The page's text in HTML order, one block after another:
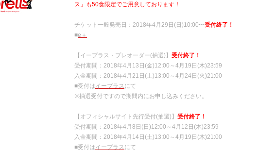
ス」も50食限定でご用意しております！​
チケット一般発売日：2018年4月29日(日)10:00〜受付終了！
■e＋
【イープラス・プレオーダー(抽選)】 受付終了！
受付期間：2018年4月13日(金)12:00～4月19日(木)23:59
入金期間：2018年4月21日(土)13:00～4月24日(火)21:00
■受付はイープラス にて
※抽選受付ですので期間内にお申し込みください。
【オフィシャルサイト先行受付(抽選)】 受付終了！
受付期間：2018年4月8日(日)12:00～4月12日(木)23:59
入金期間：2018年4月14日(土)13:00～4月19日(木)21:00
■受付はイープラス にて